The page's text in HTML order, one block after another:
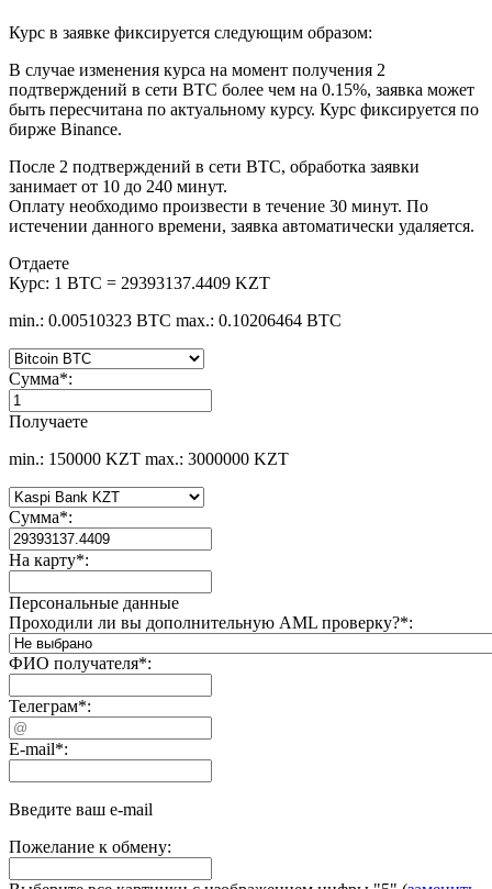
Курс в заявке фиксируется следующим образом:
В случае изменения курса на момент получения 2
подтверждений в сети BTC более чем на 0.15%, заявка может
быть пересчитана по актуальному курсу. Курс фиксируется по
бирже Binance.
После 2 подтверждений в сети BTC, обработка заявки
занимает от 10 до 240 минут.
Оплату необходимо произвести в течение 30 минут. По
истечении данного времени, заявка автоматически удаляется.
Отдаете
Курс: 1 BTC = 29393137.4409 KZT
min.: 0.00510323 BTC max.: 0.10206464 BTC
Сумма*:
Получаете
min.: 150000 KZT max.: 3000000 KZT
Сумма*:
На карту*:
Персональные данные
Проходили ли вы дополнительную AML проверку?*:
ФИО получателя*:
Телеграм*:
E-mail*:
Введите ваш e-mail
Пожелание к обмену: